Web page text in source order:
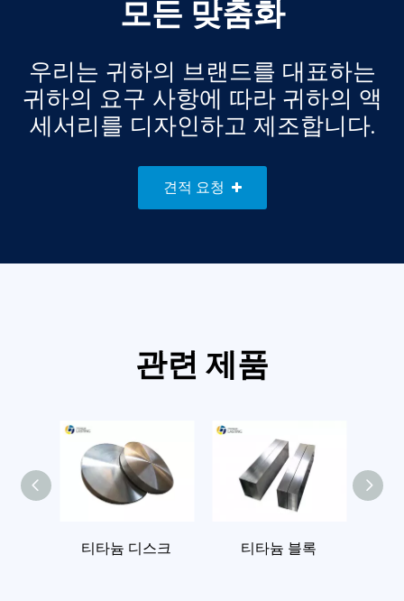
모든 맞춤화
우리는 귀하의 브랜드를 대표하는
귀하의 요구 사항에 따라 귀하의 액
세서리를 디자인하고 제조합니다.
견적 요청
관련 제품
티타늄 블록 단조 티타늄 샤프트